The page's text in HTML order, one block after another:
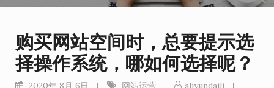
购买网站空间时，总要提示选
择操作系统，哪如何选择呢？
2020年 8月 6日 网站运营
aliyundaili